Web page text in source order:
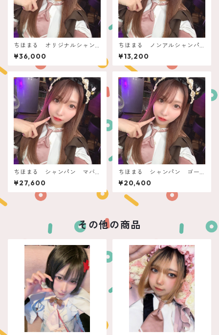
ちほまる オリジナルシャン
パン
¥36,000
ちほまる ノンアルシャンパ
ン ぽん！できるフィリコ
¥13,200
ちほまる シャンパン マバ
ム
¥27,600
ちほまる シャンパン ゴー
ルドビーナス
¥20,400
その他の商品